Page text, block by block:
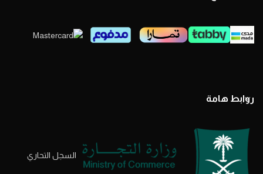
روابط هامة
السجل التحاري